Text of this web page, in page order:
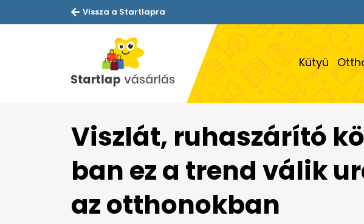
Vissza a Startlapra
Kütyü
Viszlát, ruhaszárító
ban ez a trend válik
az otthonokban